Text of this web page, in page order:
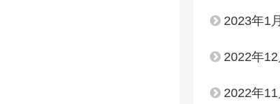
2023年1月
2022年12
2022年11